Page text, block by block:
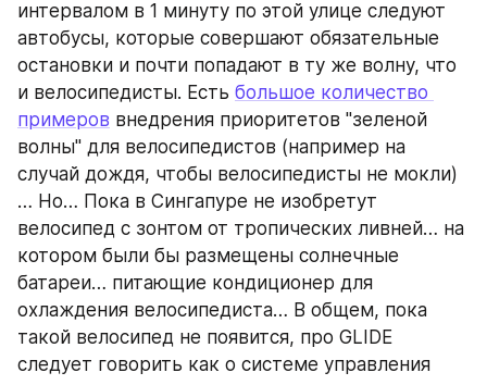
интервалом в 1 минуту по этой улице следуют
автобусы, которые совершают обязательные
остановки и почти попадают в ту же волну, что
и велосипедисты. Есть большое количество
примеров внедрения приоритетов "зеленой
волны" для велосипедистов (например на
случай дождя, чтобы велосипедисты не мокли)
… Но… Пока в Сингапуре не изобретут
велосипед с зонтом от тропических ливней… на
котором были бы размещены солнечные
батареи… питающие кондиционер для
охлаждения велосипедиста… В общем, пока
такой велосипед не появится, про GLIDE
следует говорить как о системе управления